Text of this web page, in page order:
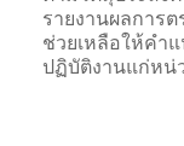
รายงานผลการ
ช่วยเหลือให้คำ
ปฏิบัติงานแก่หน่